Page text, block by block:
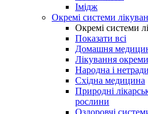
Імідж
Окремі системи
Окремі системи
Показати всі
Домашня
Лікування
Народна і
Східна медицина
Природні
рослини
Оздоровчі